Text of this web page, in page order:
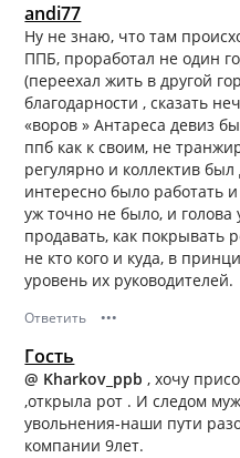
andi77
Ну не знаю, что там
ППБ, проработал не один
(переехал жить в другой
благодарности , сказать
«воров » Антареса девиз
ппб как к своим, не
регулярно и коллектив
интересно было работать
уж точно не было, и голова
продавать, как покрывать
не кто кого и куда, в
уровень их руководителей.
Ответить •••
Гость
@ Kharkov_ppb, хочу
,открыла рот . И следом
увольнения-наши пути
компании 9лет.